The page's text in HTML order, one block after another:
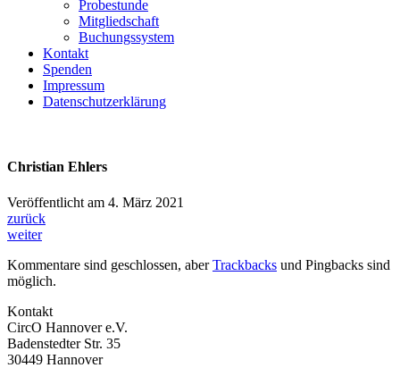
Probestunde
Mitgliedschaft
Buchungssystem
Kontakt
Spenden
Impressum
Datenschutzerklärung
Christian Ehlers
Veröffentlicht am 4. März 2021
zurück
weiter
Kommentare sind geschlossen, aberTrackbacks und Pingbacks sind
möglich.
Kontakt
CircO Hannover e.V.
Badenstedter Str. 35
30449 Hannover